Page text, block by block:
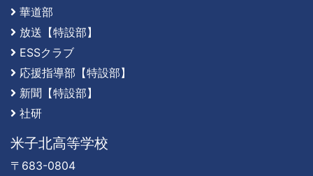
華道部
放送【特設部】
ESSクラブ
応援指導部【特設部】
新聞【特設部】
社研
米子北高等学校
〒683-0804